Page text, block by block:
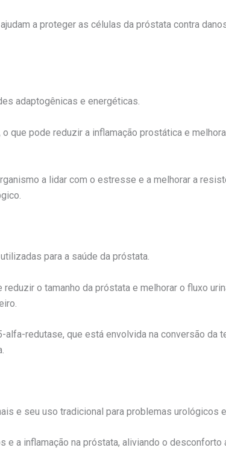
a proteger as células da próstata contra
adaptogênicas e energéticas.
que pode reduzir a inflamação prostática e
a lidar com o estresse e a melhorar a
para a saúde da próstata.
o tamanho da próstata e melhorar o fluxo
redutase, que está envolvida na conversão da
e seu uso tradicional para problemas urológicos
e a inflamação na próstata, aliviando o desconforto